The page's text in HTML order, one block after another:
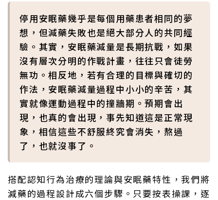
停用安眠藥幾乎是每個用藥患者相同的夢
想，但減藥失敗也是絕大部分人的共同經
驗。其實，安眠藥減量是長期抗戰，如果
沒有層次分明的作戰計畫，往往只會徒勞
無功。相反地，若有合理的目標與確切的
作法，安眠藥減量過程中小小的辛苦，其
實就像運動過程中的撞牆期。預期會出
現，也真的會出現，事先知道這是正常現
象，相信這些不舒服終究會消失，熬過
了，也就沒事了。
搭配認知行為治療的理論與安眠藥特性，我們將
減藥的過程設計成六個步驟。只要按表操課，逐